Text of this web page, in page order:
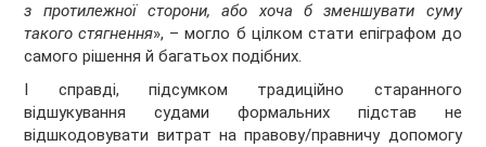
з протилежної сторони, або хоча б зменшувати суму
такого стягнення», – могло б цілком стати епіграфом до
самого рішення й багатьох подібних.
І справді, підсумком традиційно старанного
відшукування судами формальних підстав не
відшкодовувати витрат на правову/правничу допомогу